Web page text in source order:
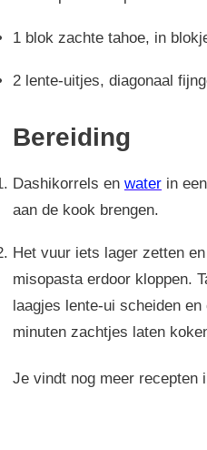
1 blok zachte tahoe, in
2 lente-uitjes, diagonaal
Bereiding
Dashikorrels en water in
aan de kook brengen.
Het vuur iets lager zetten
misopasta erdoor kloppen.
laagjes lente-ui scheiden en
minuten zachtjes laten
Je vindt nog meer recepten